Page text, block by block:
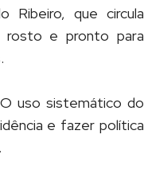
Ribeiro, que circula
rosto e pronto para
uso sistemático do
e fazer política